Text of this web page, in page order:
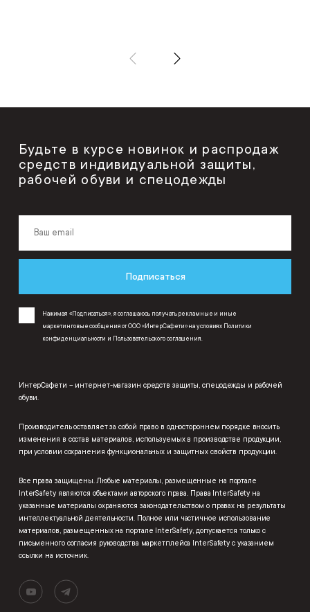
Будьте в курсе новинок и распродаж
средств индивидуальной защиты,
рабочей обуви и спецодежды
Подписаться
Нажимая «Подписаться», я соглашаюсь получать рекламные и иные
маркетинговые сообщения от ООО «ИнтерСафети» на условиях Политики
конфиденциальности и Пользовательского соглашения
ИнтерСафети – интернет-магазин средств защиты, спецодежды и рабочей
обуви.
Производитель оставляет за собой право в одностороннем порядке вносить
изменения в состав материалов, используемых в производстве продукции,
при условии сохранения функциональных и защитных свойств продукции.
Все права защищены. Любые материалы, размещенные на портале
InterSafety являются объектами авторского права. Права InterSafety на
указанные материалы охраняются законодательством о правах на результаты
интеллектуальной деятельности. Полное или частичное использование
материалов, размещенных на портале InterSafety, допускается только с
письменного согласия руководства маркетплейса InterSafety с указанием
ссылки на источник.